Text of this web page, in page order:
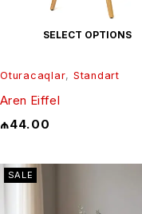
SELECT OPTIONS
Oturacaqlar, Standart
Aren Eiffel
₼44.00
SALE